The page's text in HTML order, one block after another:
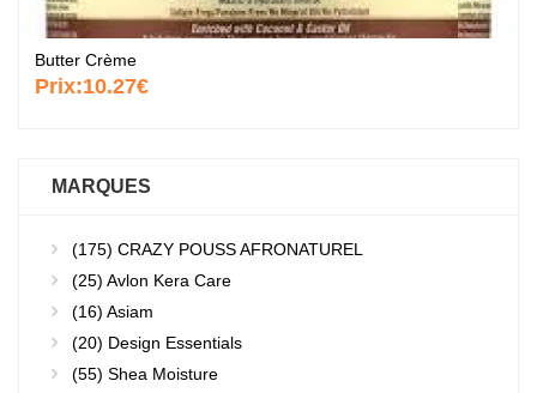
Butter Crème
Prix:10.27€
MARQUES
(175) CRAZY POUSS AFRONATUREL
(25) Avlon Kera Care
(16) Asiam
(20) Design Essentials
(55) Shea Moisture